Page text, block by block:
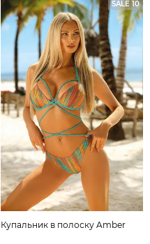
SALE 10
Купальник в полоску Amber